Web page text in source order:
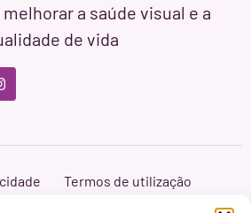
a saúde visual e a
de vida
Termos de utilização